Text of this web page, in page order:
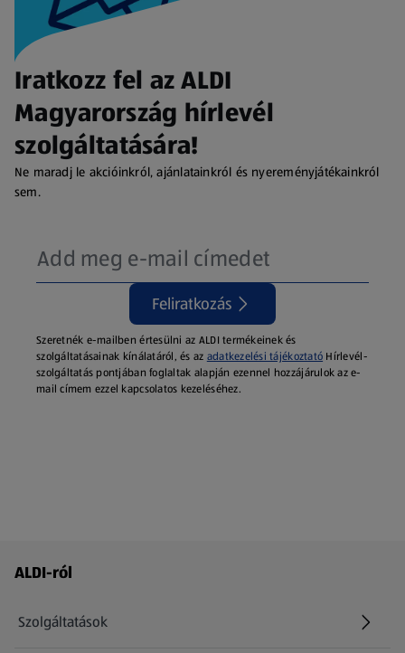
Iratkozz fel az ALDI
Magyarország hírlevél
szolgáltatására!
Ne maradj le akcióinkról, ajánlatainkról és nyereményjátékainkról
sem.
Feliratkozás
Szeretnék e-mailben értesülni az ALDI termékeinek és
szolgáltatásainak kínálatáról, és az adatkezelési tájékoztató Hírlevél-
szolgáltatás pontjában foglaltak alapján ezennel hozzájárulok az e-
mail címem ezzel kapcsolatos kezeléséhez.
Láblécmenü - további linkek
ALDI-ról
Szolgáltatások